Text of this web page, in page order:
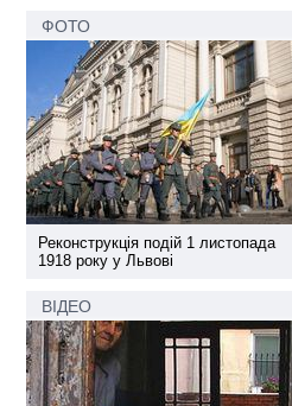
ФОТО
Реконструкція подій 1 листопада
1918 року у Львові
ВІДЕО